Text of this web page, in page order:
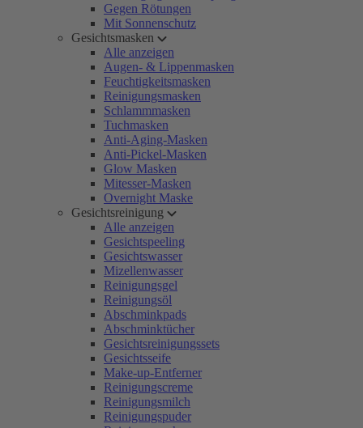
Gegen Rötungen
Mit Sonnenschutz
Gesichtsmasken
Alle anzeigen
Augen- & Lippenmasken
Feuchtigkeitsmasken
Reinigungsmasken
Schlammmasken
Tuchmasken
Anti-Aging-Masken
Anti-Pickel-Masken
Glow Masken
Mitesser-Masken
Overnight Maske
Gesichtsreinigung
Alle anzeigen
Gesichtspeeling
Gesichtswasser
Mizellenwasser
Reinigungsgel
Reinigungsöl
Abschminkpads
Abschminktücher
Gesichtsreinigungssets
Gesichtsseife
Make-up-Entferner
Reinigungscreme
Reinigungsmilch
Reinigungspuder